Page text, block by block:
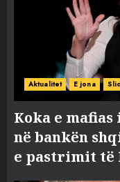
Aktualitet E jona
Koka e
në bankën
e pastrimit të